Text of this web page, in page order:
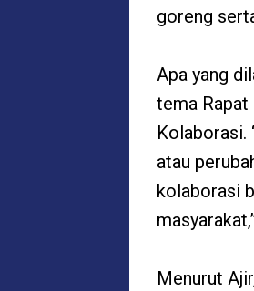
goreng
Apa yang
tema Rapat
Kolaborasi.
atau
kolaborasi
Menurut